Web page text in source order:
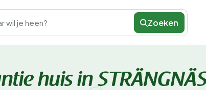
wil je heen? Zoeken
huis in